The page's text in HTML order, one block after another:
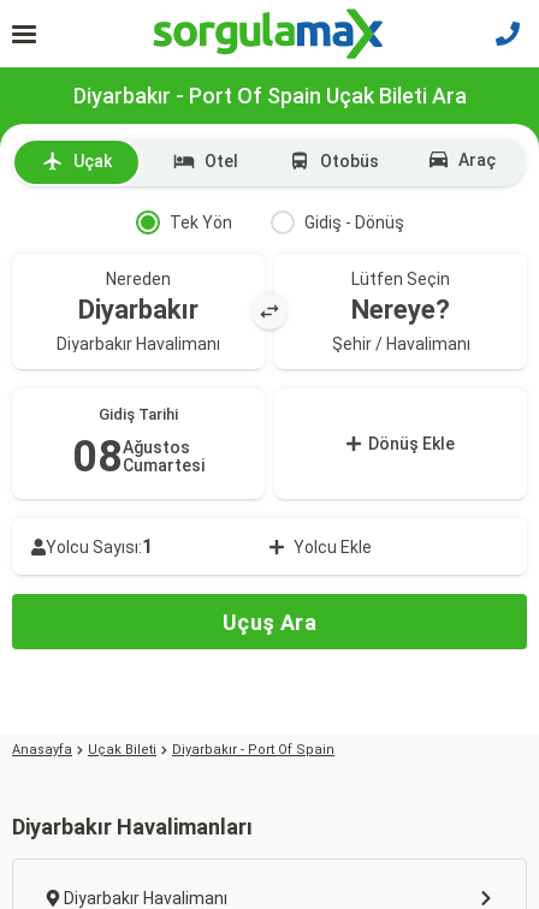
Diyarbakır - Port Of Spain Uçak Bileti Ara
Uçak Otel Otobüs Araç
Tek Yön Gidiş - Dönüş
Nereden
Diyarbakır
Diyarbakır Havalimanı
Lütfen Seçin
Nereye?
Şehir / Havalimanı
Gidiş Tarihi
08Ağustos
Cumartesi
Dönüş Ekle
Yolcu Sayısı:1 Yolcu Ekle
Uçuş Ara
Anasayfa Uçak Bileti Diyarbakır - Port Of Spain
Diyarbakır Havalimanları
Diyarbakır Havalimanı